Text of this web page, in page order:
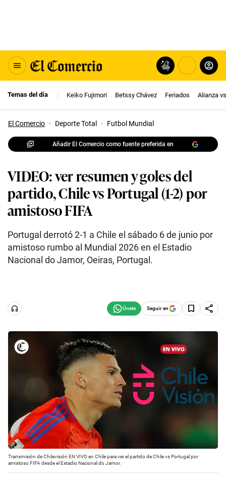
Temas del día Keiko Fujimori Betssy Chávez Feriados Alianza
El Comercio · Deporte Total · Futbol Mundial
Añadir El Comercio como fuente preferida en
VIDEO: ver resumen y goles del
partido, Chile vs Portugal (1-2) por
amistoso FIFA
Portugal derrotó 2-1 a Chile el sábado 6 de junio por
amistoso rumbo al Mundial 2026 en el Estadio
Nacional do Jamor, Oeiras, Portugal.
Seguir en
Transmisión de Chilevisión EN VIVO en Chile para ver el partido de Chile vs Portugal por
amistoso FIFA desde el Estadio Nacional do Jamor.